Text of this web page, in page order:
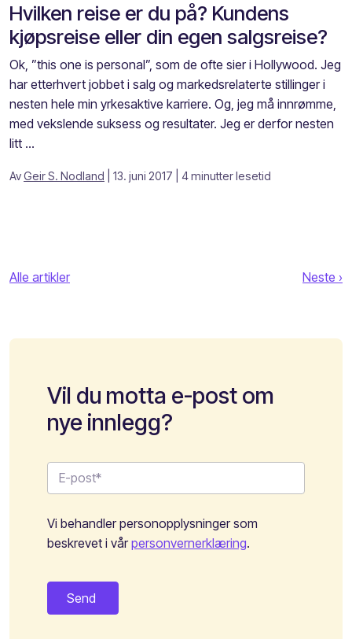
Hvilken reise er du på? Kundens
kjøpsreise eller din egen salgsreise?
Ok, ”this one is personal”, som de ofte sier i Hollywood. Jeg
har etterhvert jobbet i salg og markedsrelaterte stillinger i
nesten hele min yrkesaktive karriere. Og, jeg må innrømme,
med vekslende suksess og resultater. Jeg er derfor nesten
litt ...
AvGeir S. Nodland | 13. juni 2017 | 4 minutter lesetid
Alle artikler Neste ›
Vil du motta e-post om
nye innlegg?
Vi behandler personopplysninger som
beskrevet i vårpersonvernerklæring.